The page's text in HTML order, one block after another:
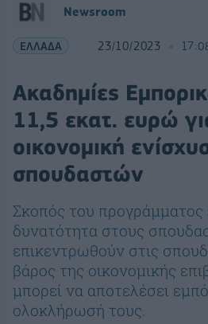
Newsroom
ΕΛΛΑΔΑ 23/10/2023
Ακαδημίες
11,5 εκατ. ευρώ
οικονομική
σπουδαστών
Σκοπός του προγράμματος
δυνατότητα στους
επικεντρωθούν στις
βάρος της οικονομικής
μπορεί να αποτελέσει
ολοκλήρωσή τους.